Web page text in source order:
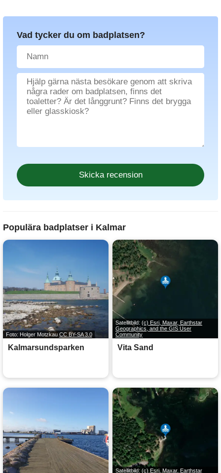
Vad tycker du om badplatsen?
Populära badplatser i Kalmar
Foto: Holger Motzkau CC BY-SA 3.0
Kalmarsundsparken
Satellitbild: (c) Esri, Maxar, Earthstar
Geographics, and the GIS User
Community
Vita Sand
Satellitbild: (c) Esri, Maxar, Earthstar